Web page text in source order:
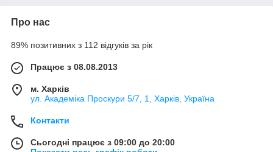
Про нас
89% позитивних з 112 відгуків за рік
Працює з 08.08.2013
м. Харків
ул. Академіка Проскури 5/7, 1, Харків, Україна
Контакти
Сьогодні працює з 09:00 до 20:00